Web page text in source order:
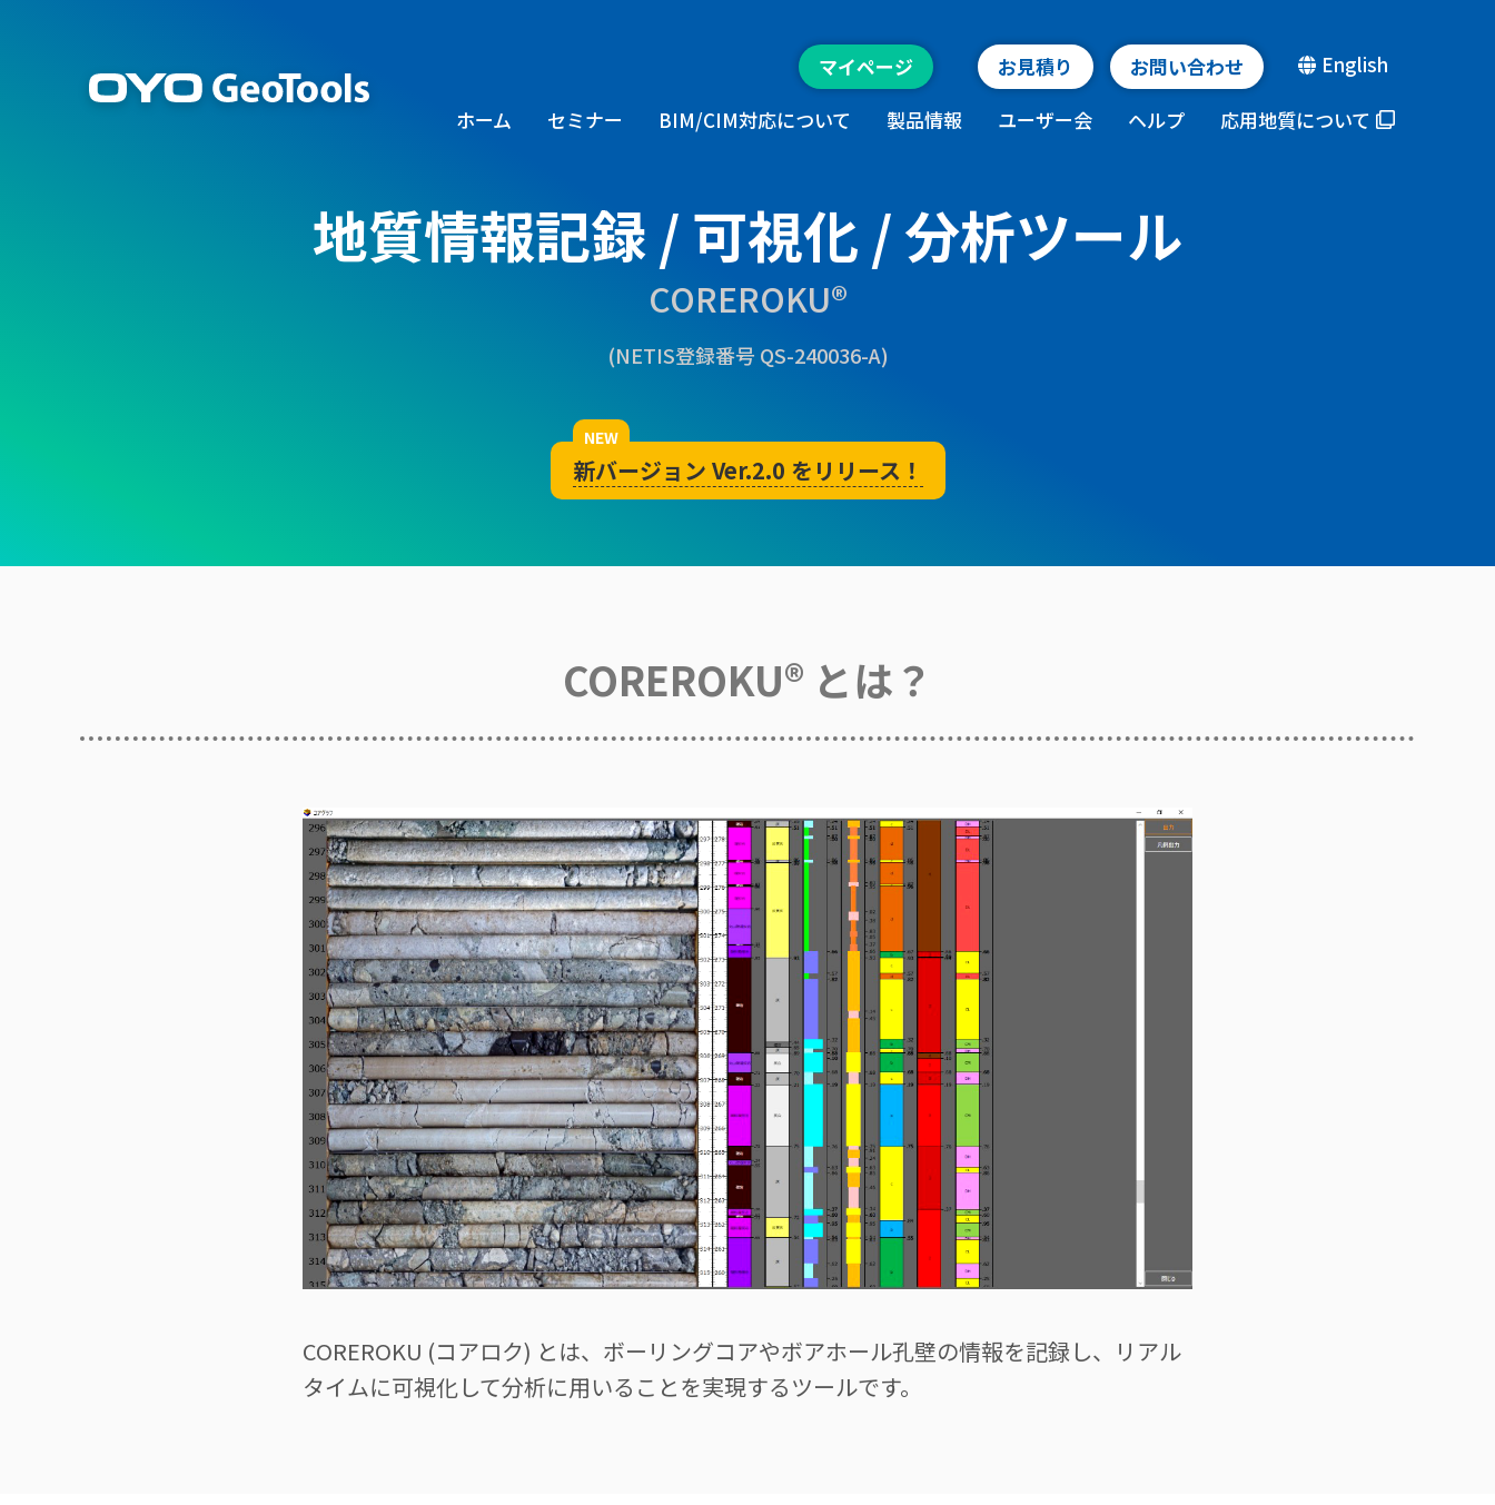
マイページ お見積り お問い合わせ
English
ホーム
セミナー BIM/CIM対応について 製品情報 ユーザー会 ヘルプ 応用地質について
地質情報記録 / 可視化 / 分析ツール
COREROKU®
(NETIS登録番号 QS-240036-A)
新バージョン Ver.2.0 をリリース！
COREROKU® とは？
COREROKU (コアロク) とは、ボーリングコアやボアホール孔壁の情報を記録し、リアル
タイムに可視化して分析に用いることを実現するツールです。